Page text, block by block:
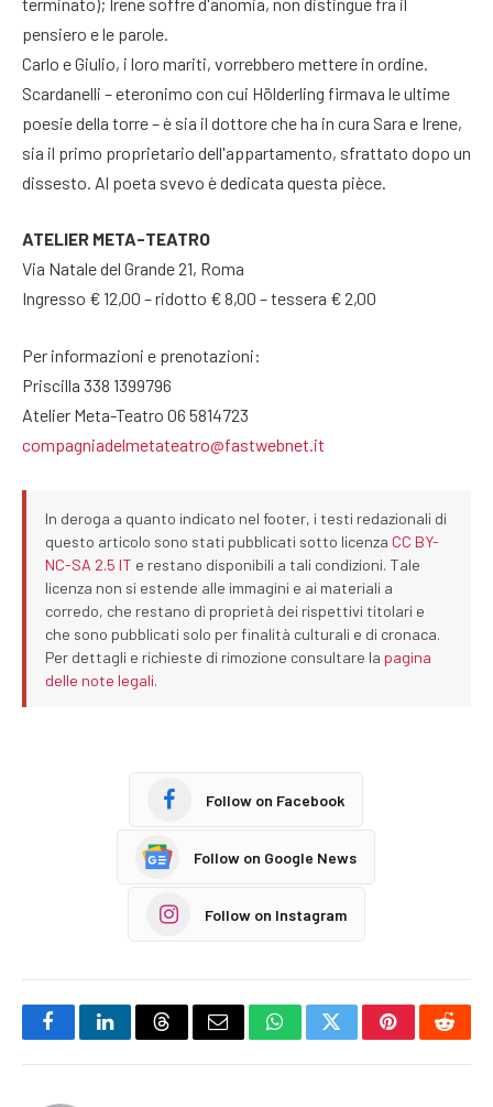
pensiero e le parole.
Carlo e Giulio, i loro mariti, vorrebbero mettere in ordine.
Scardanelli – eteronimo con cui Hölderling firmava le ultime
poesie della torre – è sia il dottore che ha in cura Sara e Irene,
sia il primo proprietario dell'appartamento, sfrattato dopo un
dissesto. Al poeta svevo è dedicata questa pièce.
ATELIER META-TEATRO
Via Natale del Grande 21, Roma
Ingresso € 12,00 – ridotto € 8,00 – tessera € 2,00
Per informazioni e prenotazioni:
Priscilla 338 1399796
Atelier Meta-Teatro 06 5814723
compagniadelmetateatro@fastwebnet.it
In deroga a quanto indicato nel footer, i testi redazionali di
questo articolo sono stati pubblicati sotto licenza CC BY-
NC-SA 2.5 IT e restano disponibili a tali condizioni. Tale
licenza non si estende alle immagini e ai materiali a
corredo, che restano di proprietà dei rispettivi titolari e
che sono pubblicati solo per finalità culturali e di cronaca.
Per dettagli e richieste di rimozione consultare la pagina
delle note legali.
Follow on Facebook
Follow on Google News
Follow on Instagram
FacebookLinkedInThreadsEmail WhatsAppTwitterPinterest